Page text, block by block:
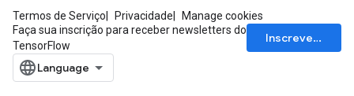
Termos de Serviço Privacidade
Manage cookies
Faça sua inscrição para receber newsletters do
TensorFlow
Inscrever-se